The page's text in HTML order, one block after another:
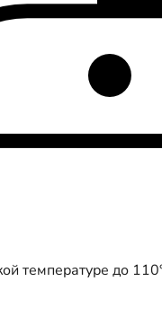
температуре до